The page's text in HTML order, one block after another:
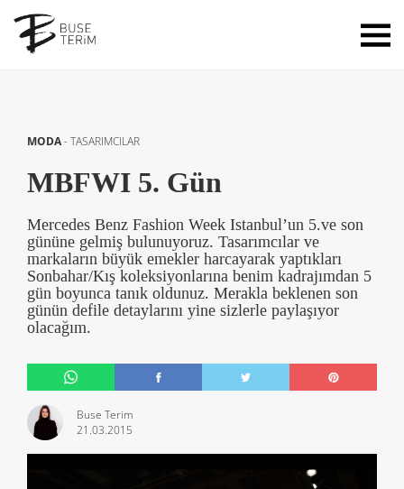
MODA-TASARIMCILAR
MBFWI 5. Gün
Mercedes Benz Fashion Week Istanbul’un 5.ve son
gününe gelmiş bulunuyoruz. Tasarımcılar ve
markaların büyük emekler harcayarak yaptıkları
Sonbahar/Kış koleksiyonlarına benim kadrajımdan 5
gün boyunca tanık oldunuz. Merakla beklenen son
günün defile detaylarını yine sizlerle paylaşıyor
olacağım.
Buse Terim
21.03.2015